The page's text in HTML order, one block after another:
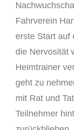
Fahrverein
erste Start auf
die Nervosität
Heimtrainer
geht zu
mit Rat und
Teilnehmer